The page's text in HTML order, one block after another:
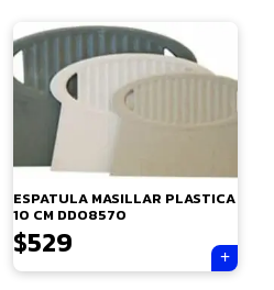
ESPATULA MASILLAR PLASTICA
10 CM DDO8570
$529